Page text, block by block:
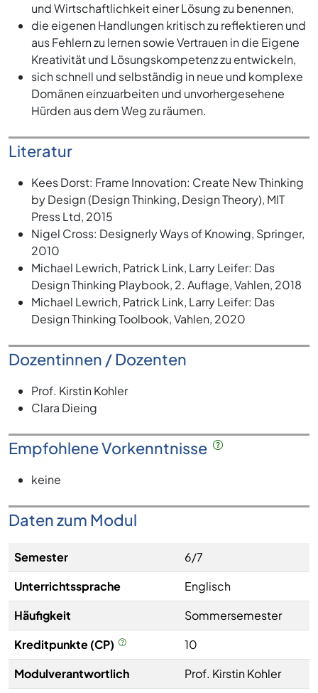
und Wirtschaftlichkeit einer Lösung zu benennen,
die eigenen Handlungen kritisch zu reflektieren und
aus Fehlern zu lernen sowie Vertrauen in die Eigene
Kreativität und Lösungskompetenz zu entwickeln,
sich schnell und selbständig in neue und komplexe
Domänen einzuarbeiten und unvorhergesehene
Hürden aus dem Weg zu räumen.
Literatur
Kees Dorst: Frame Innovation: Create New Thinking
by Design (Design Thinking, Design Theory), MIT
Press Ltd, 2015
Nigel Cross: Designerly Ways of Knowing, Springer,
2010
Michael Lewrich, Patrick Link, Larry Leifer: Das
Design Thinking Playbook, 2. Auflage, Vahlen, 2018
Michael Lewrich, Patrick Link, Larry Leifer: Das
Design Thinking Toolbook, Vahlen, 2020
Dozentinnen / Dozenten
Prof. Kirstin Kohler
Clara Dieing
Empfohlene Vorkenntnisse
keine
Daten zum Modul
Semester
6/7
Unterrichtssprache
Englisch
Häufigkeit
Sommersemester
Kreditpunkte (CP)
10
Modulverantwortlich
Prof. Kirstin Kohler